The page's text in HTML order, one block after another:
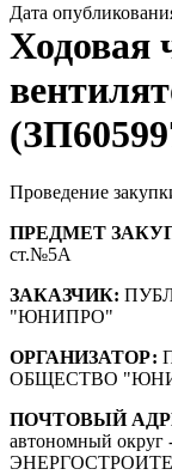
Дата
Ходовая
Проведение
ПРЕДМЕТ
ст.№5А
ЗАКАЗЧИК:
"ЮНИПРО"
ОРГАНИЗАТОР:
ОБЩЕСТВО
ПОЧТОВЫЙ
автономный